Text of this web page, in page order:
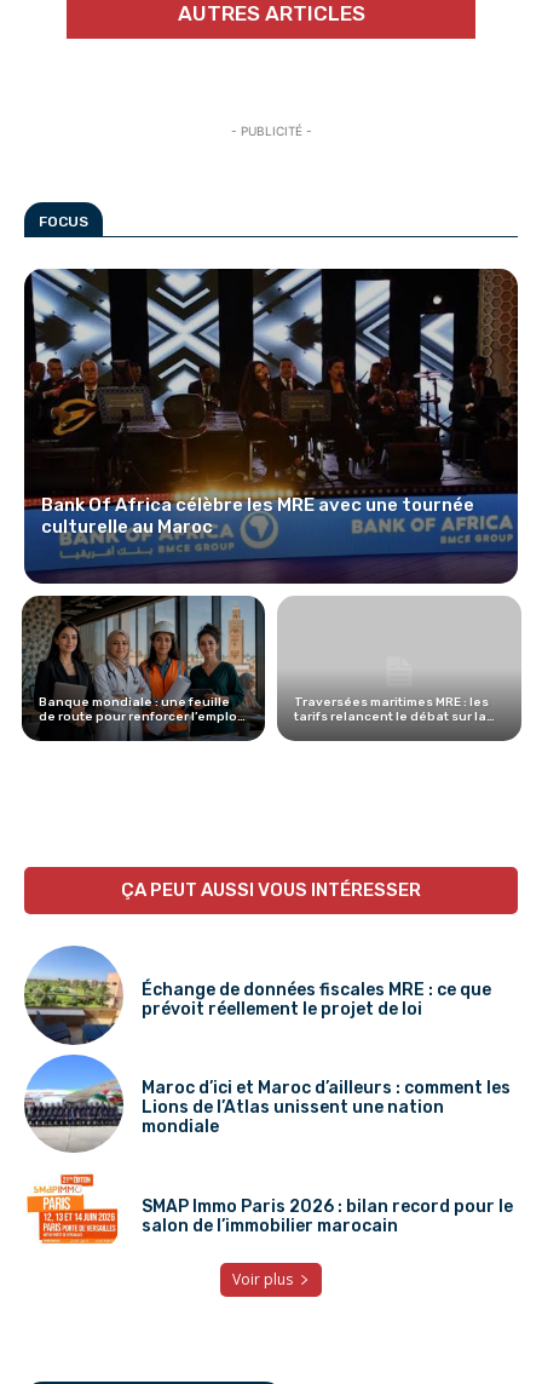
AUTRES ARTICLES
- PUBLICITÉ -
FOCUS
Bank Of Africa célèbre les MRE avec une tournée
culturelle au Maroc
Banque mondiale : une feuille
de route pour renforcer l’emploi
des femmes au Maroc
Traversées maritimes MRE : les
tarifs relancent le débat sur la
ÇA PEUT AUSSI VOUS INTÉRESSER
Échange de données fiscales MRE : ce que
prévoit réellement le projet de loi
Maroc d’ici et Maroc d’ailleurs : comment les
Lions de l’Atlas unissent une nation
mondiale
SMAP Immo Paris 2026 : bilan record pour le
salon de l’immobilier marocain
Voir plus